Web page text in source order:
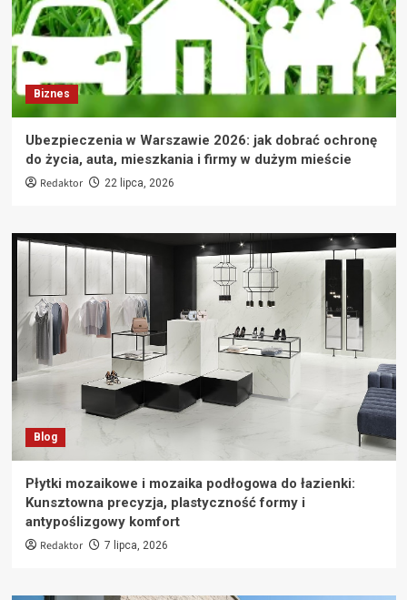
Biznes
Ubezpieczenia w Warszawie 2026: jak dobrać ochronę
do życia, auta, mieszkania i firmy w dużym mieście
Redaktor 22 lipca, 2026
Blog
Płytki mozaikowe i mozaika podłogowa do łazienki:
Kunsztowna precyzja, plastyczność formy i
antypoślizgowy komfort
Redaktor 7 lipca, 2026